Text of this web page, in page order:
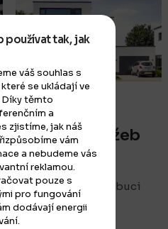
rozšíření služeb
dle zákona o distribuci
používat tak, jak
váš souhlas s
které se ukládají ve
Díky těmto
a
zjistíme, jak náš
vám
a nebudeme vás
reklamou.
pouze s
pro fungování
dodávají energii